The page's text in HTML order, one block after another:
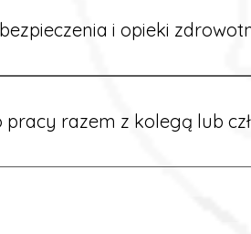
i opieki
zdrowotne zgodne z
razem z kolegą lub
wyjazdu. Wystarczy